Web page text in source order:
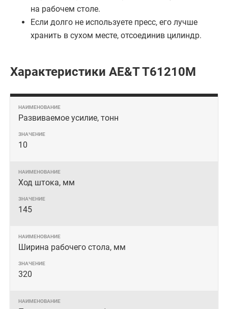
на рабочем столе.
Если долго не используете пресс, его лучше
хранить в сухом месте, отсоединив цилиндр.
Характеристики AE&T T61210M
Развиваемое усилие, тонн
10
Ход штока, мм
145
Ширина рабочего стола, мм
320